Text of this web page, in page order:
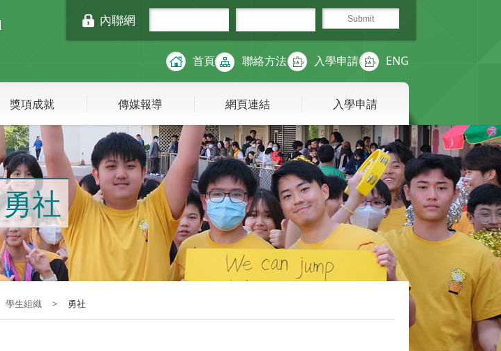
內聯網
首頁 聯絡方法 入學申請 ENG
獎項成就 傳媒報導 網頁連結 入學申請
勇社
學生組織 > 勇社